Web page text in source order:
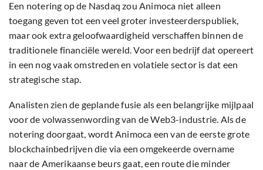
Een notering op de Nasdaq zou Animoca niet alleen
toegang geven tot een veel groter investeerderspubliek,
maar ook extra geloofwaardigheid verschaffen binnen de
traditionele financiële wereld. Voor een bedrijf dat opereert
in een nog vaak omstreden en volatiele sector is dat een
strategische stap.
Analisten zien de geplande fusie als een belangrijke mijlpaal
voor de volwassenwording van de Web3-industrie. Als de
notering doorgaat, wordt Animoca een van de eerste grote
blockchainbedrijven die via een omgekeerde overname
naar de Amerikaanse beurs gaat, een route die minder